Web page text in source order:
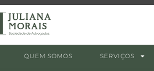
QUEM SOMOS SERVIÇOS